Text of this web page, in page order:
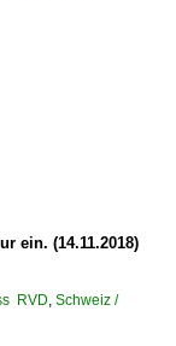
ein. (14.11.2018)
RVD Schweiz /